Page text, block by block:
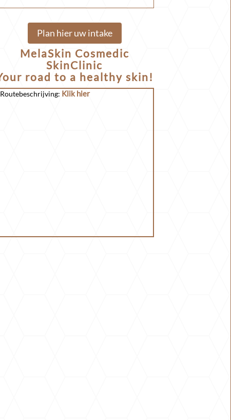
Plan hier uw intake
MelaSkin Cosmedic
SkinClinic
road to a healthy skin!
Routebeschrijving: Klik hier